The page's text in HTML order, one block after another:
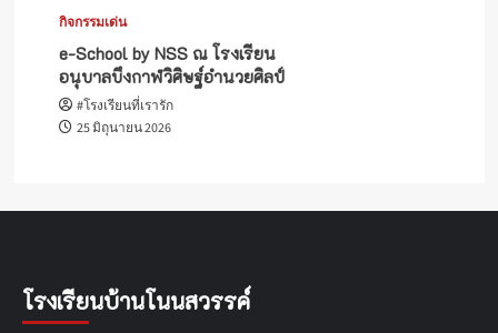
กิจกรรมเด่น
e-School by NSS ณ โรงเรียน
อนุบาลบึงกาฬวิศิษฐ์อำนวยศิลป์
#โรงเรียนที่เรารัก
25 มิถุนายน 2026
โรงเรียนบ้านโนนสวรรค์